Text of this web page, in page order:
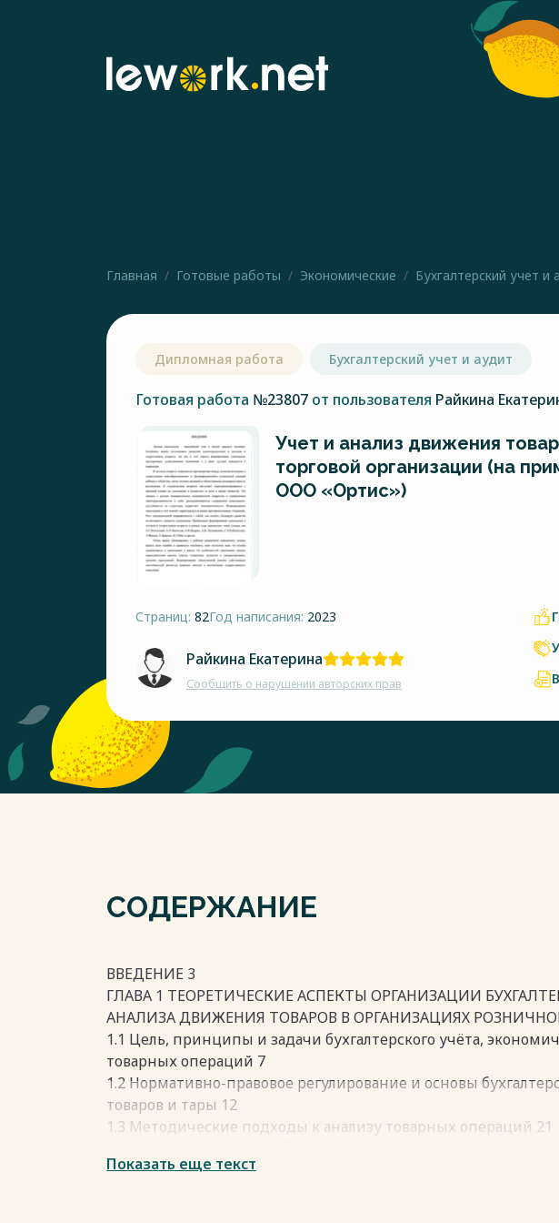
Главная Готовые работы Экономические Бухгалтерский учет и
Дипломная работа Бухгалтерский учет и аудит
Готовая работа №23807 от пользователя Райкина
Учет и анализ движения
торговой организации (на
ООО «Ортис»)
Страниц: 82Год написания: 2023
Райкина Екатерина
Сообщить о нарушении авторских прав
СОДЕРЖАНИЕ
ВВЕДЕНИЕ 3
ГЛАВА 1 ТЕОРЕТИЧЕСКИЕ АСПЕКТЫ ОРГАНИЗАЦИИ
АНАЛИЗА ДВИЖЕНИЯ ТОВАРОВ В ОРГАНИЗАЦИЯХ
1.1 Цель, принципы и задачи бухгалтерского учёта,
товарных операций 7
1.2 Нормативно-правовое регулирование и основы
товаров и тары 12
1.3 Методические подходы к анализу товарных операций 21
2.1 Технико-экономическая характеристика 27
Показать еще текст